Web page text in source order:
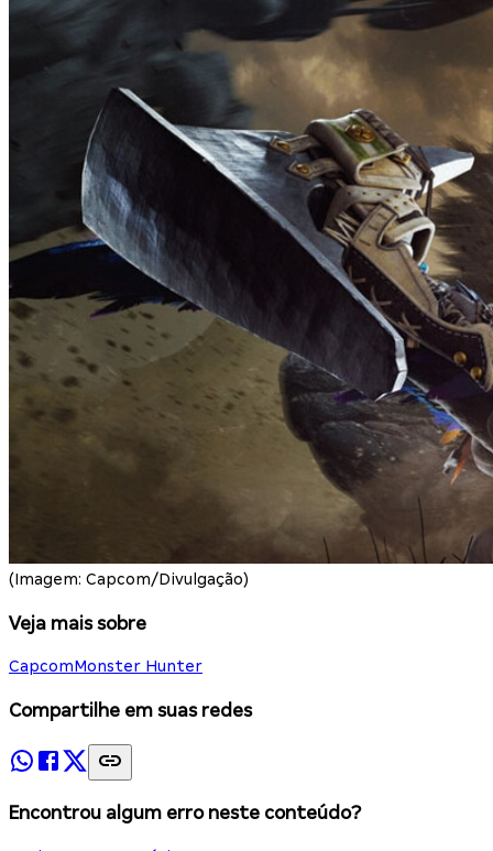
(Imagem: Capcom/Divulgação)
Veja mais sobre
CapcomMonster Hunter
Compartilhe em suas redes
Encontrou algum erro neste conteúdo?